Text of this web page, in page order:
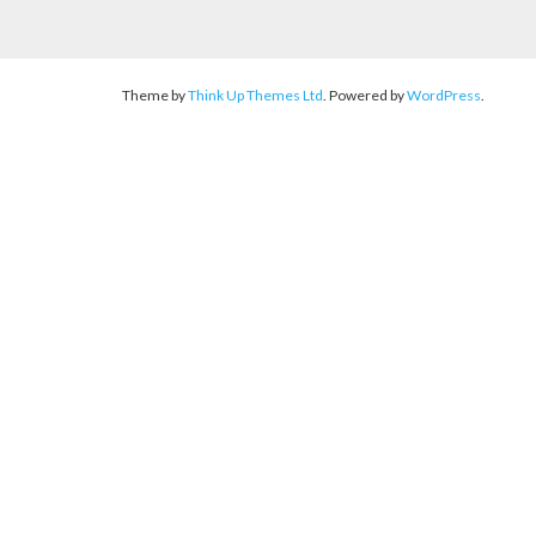
Theme byThink Up Themes Ltd. Powered byWordPress.